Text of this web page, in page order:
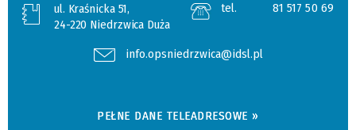
ul. Kraśnicka 51,
24-220 Niedrzwica Duża
tel. 81 517 50 69
info.opsniedrzwica@idsl.pl
PEŁNE DANE TELEADRESOWE »